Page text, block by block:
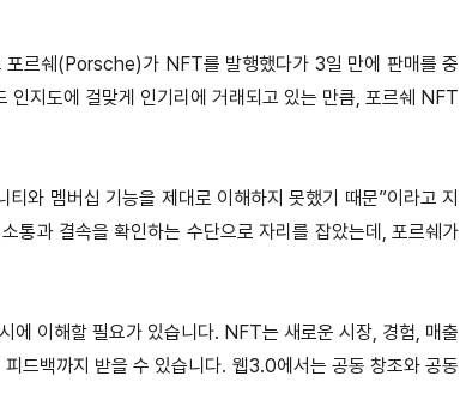
포르쉐(Porsche)가 NFT를 발행했다가 3일 만에 판매를 중
지도에 걸맞게 인기리에 거래되고 있는 만큼, 포르쉐 NFT
와 멤버십 기능을 제대로 이해하지 못했기 때문”이라고 지
통과 결속을 확인하는 수단으로 자리를 잡았는데, 포르쉐가
이해할 필요가 있습니다. NFT는 새로운 시장, 경험, 매출
드백까지 받을 수 있습니다. 웹3.0에서는 공동 창조와 공동